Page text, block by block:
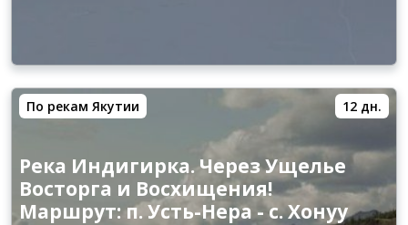
По рекам Якутии 12 дн.
Река Индигирка. Через Ущелье
Восторга и Восхищения!
Маршрут: п. Усть-Нера - с. Хонуу